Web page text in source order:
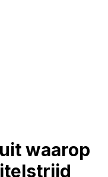
waarop